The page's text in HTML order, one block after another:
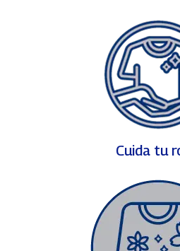
Cuida tu